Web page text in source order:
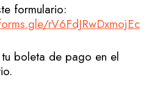
formulario:
rV6FdJRwDxmojEc
boleta de pago en el